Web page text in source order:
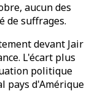
aucun des
de suffrages.
devant Jair
L'écart plus
politique
pays d'Amérique